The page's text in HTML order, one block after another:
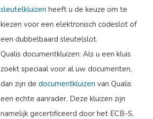
sleutelkluizen heeft u de keuze om te
kiezen voor een elektronisch codeslot of
een dubbelbaard sleutelslot.
Qualis documentkluizen: Als u een kluis
zoekt speciaal voor al uw documenten,
dan zijn dedocumentkluizen van Qualis
een echte aanrader. Deze kluizen zijn
namelijk gecertificeerd door het ECB-S,